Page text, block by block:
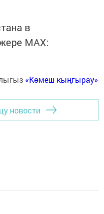
в
MАХ:
«Көмеш кыңгырау»
новости